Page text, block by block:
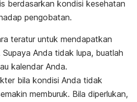
berdasarkan kondisi kesehatan
pengobatan.
teratur untuk mendapatkan
Anda tidak lupa, buatlah
kalendar Anda.
bila kondisi Anda tidak
memburuk. Bila diperlukan,